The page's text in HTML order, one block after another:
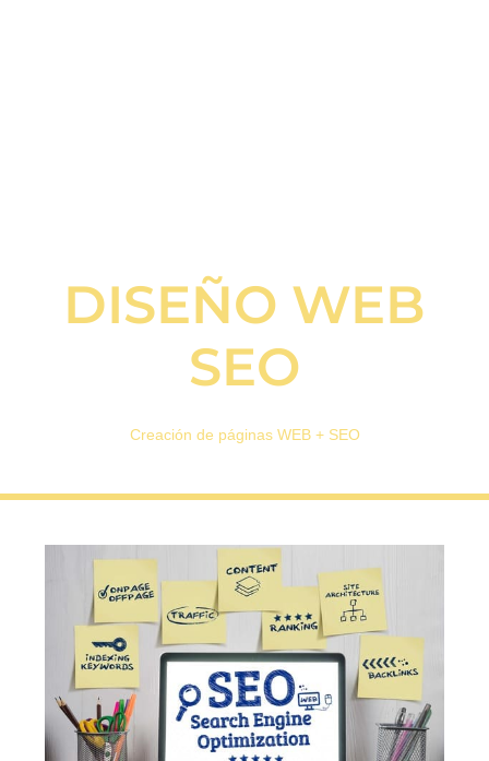
DISEÑO WEB
SEO
Creación de páginas WEB + SEO